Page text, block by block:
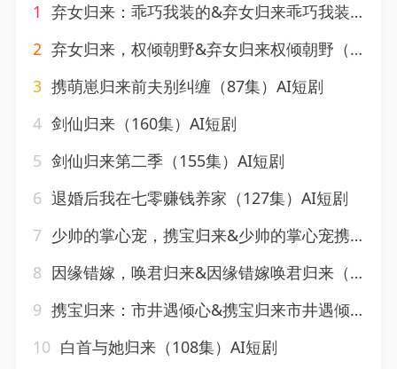
1 弃女归来：乖巧我装的&弃女归来乖巧我装的（49集）AI短剧
2 弃女归来，权倾朝野&弃女归来权倾朝野（45集）AI短剧（2026）
3 携萌崽归来前夫别纠缠（87集）AI短剧
4 剑仙归来（160集）AI短剧
5 剑仙归来第二季（155集）AI短剧
6 退婚后我在七零赚钱养家（127集）AI短剧
7 少帅的掌心宠，携宝归来&少帅的掌心宠携宝归来（51集）AI短剧
8 因缘错嫁，唤君归来&因缘错嫁唤君归来（82集）AI短剧
9 携宝归来：市井遇倾心&携宝归来市井遇倾心（164集）AI短剧
10 白首与她归来（108集）AI短剧